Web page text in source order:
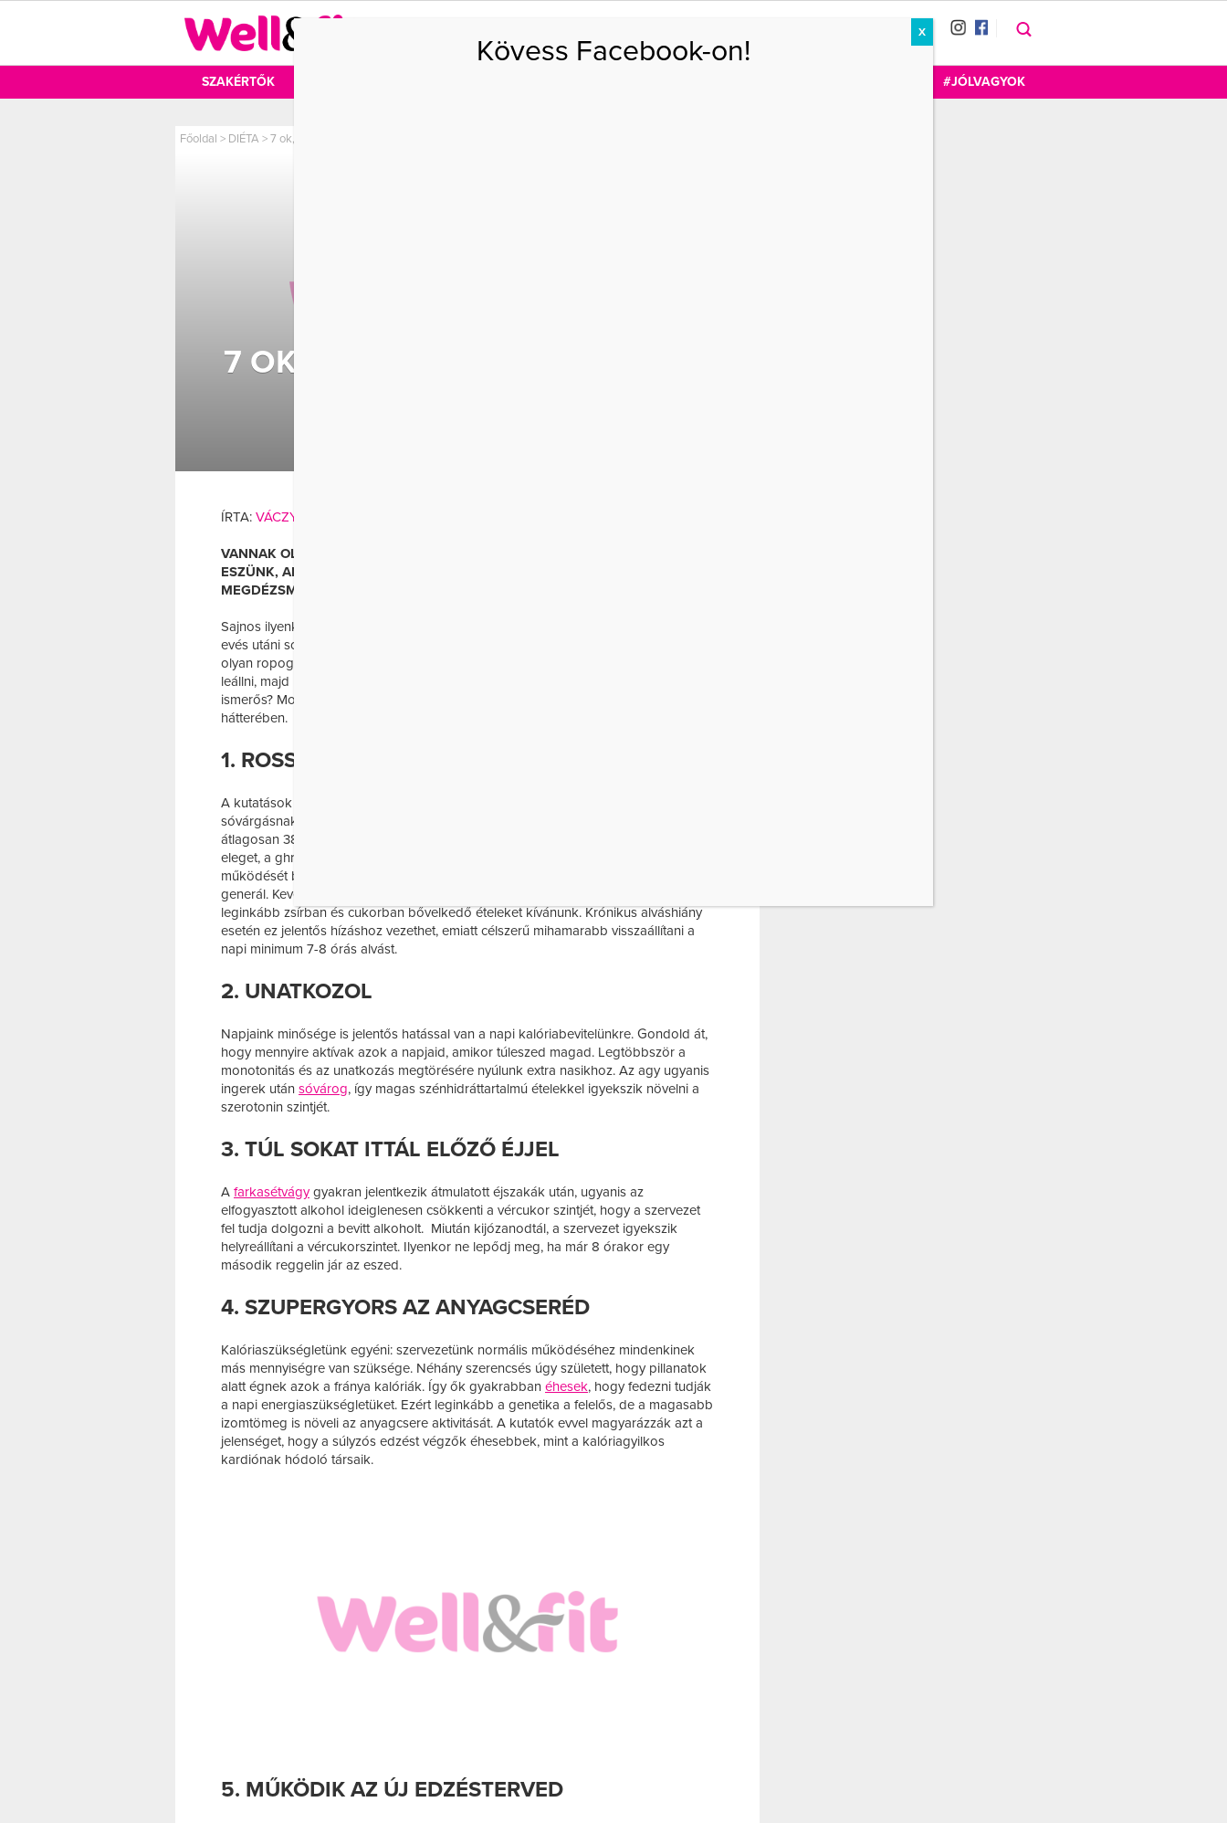
SZAKÉRTŐK #JÓLVAGYOK
Főoldal > DIÉTA >7 ok, amiért egész nap csak ennél
7 OK, AMIÉRT EGÉSZ NAP CSAK
ÍRTA: VÁCZY ANIKÓ
VANNAK OLYAN NAPOK, AMIKOR SZINTE VÉGIG CSAK AZ EVÉSEN JÁR AZ
ESZÜNK, ANNAK ELLENÉRE, MÁR AZ ÖSSZES DUGI ÉTELT
MEGDÉZSMÁLTUK AZ IRODAI ÉS AZ OTTHONI FIÓKBÓL IS.
Sajnos ilyenkor leginkább olyan üres kalóriákat fogyasztunk, amelyek kielégítik az
evés utáni sóvárgásunkat, mint a ropi, a chips vagy a csokis keksz. Ezek pedig
olyan ropogtatnivalók, amiknél egyszerűen képtelenek vagyunk pár falat után
leállni, majd hirtelen arra ocsúdunk, hogy az egész zacskó elfogyott. Neked is
ismerős? Most megtudhatod, leggyakrabban mi áll a bosszantó
hátterében.
1. ROSSZUL ALUDTÁL ELŐZŐ ÉJJEL
A kutatások szerint az alváshiány a legtipikusabb oka az ételek utáni túlzott
sóvárgásnak. Egy londoni tanulmány szerint, ha csupán 5 órát aludtunk éjjel, az
átlagosan 385 plusz kalóriában jelentkezik a következő nap. Ha nem alszunk
eleget, a ghrelin és a leptin hormonok, amelyek az anyagcsere megfelelő
működését biztosítják, szintje felborul, és jelentősen megnövekedett
generál. Kevés alvás hatására az agy kétségbeesetten kiált energia után, emiatt
leginkább zsírban és cukorban bővelkedő ételeket kívánunk. Krónikus alváshiány
esetén ez jelentős hízáshoz vezethet, emiatt célszerű mihamarabb visszaállítani a
napi minimum 7-8 órás alvást.
2. UNATKOZOL
Napjaink minősége is jelentős hatással van a napi kalóriabevitelünkre. Gondold át,
hogy mennyire aktívak azok a napjaid, amikor túleszed magad. Legtöbbször a
monotonitás és az unatkozás megtörésére nyúlunk extra nasikhoz. Az agy ugyanis
ingerek után sóvárog, így magas szénhidráttartalmú ételekkel igyekszik növelni a
szerotonin szintjét.
3. TÚL SOKAT ITTÁL ELŐZŐ ÉJJEL
A farkasétvágygyakran jelentkezik átmulatott éjszakák után, ugyanis az
elfogyasztott alkohol ideiglenesen csökkenti a vércukor szintjét, hogy a szervezet
fel tudja dolgozni a bevitt alkoholt. Miután kijózanodtál, a szervezet igyekszik
helyreállítani a vércukorszintet. Ilyenkor ne lepődj meg, ha már 8 órakor egy
második reggelin jár az eszed.
4. SZUPERGYORS AZ ANYAGCSERÉD
Kalóriaszükségletünk egyéni: szervezetünk normális működéséhez mindenkinek
más mennyiségre van szüksége. Néhány szerencsés úgy született, hogy pillanatok
alatt égnek azok a fránya kalóriák. Így ők gyakrabban éhesek, hogy fedezni tudják
a napi energiaszükségletüket. Ezért leginkább a genetika a felelős, de a magasabb
izomtömeg is növeli az anyagcsere aktivitását. A kutatók evvel magyarázzák azt a
jelenséget, hogy a súlyzós edzést végzők éhesebbek, mint a kalóriagyilkos
kardiónak hódoló társaik.
5. MŰKÖDIK AZ ÚJ EDZÉSTERVED
Kövess Facebook-on!
X